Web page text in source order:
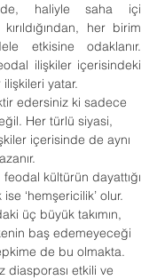
haliyle saha içi
her birim
etkisine odaklanır.
ilişkiler içerisindeki
ilişkileri yatar.
edersiniz ki sadece
Her türlü siyasi,
içerisinde de aynı
kültürün dayattığı
‘hemşericilik’ olur.
üç büyük takımın,
baş edemeyeceği
de bu olmakta.
diasporası etkili ve